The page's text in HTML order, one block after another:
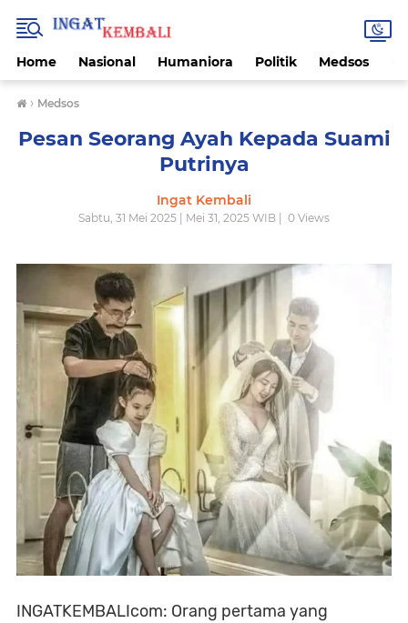
Home Nasional Humaniora Politik Medsos
› Medsos
Pesan Seorang Ayah Kepada Suami
Putrinya
Ingat Kembali
Sabtu, 31 Mei 2025 | Mei 31, 2025 WIB | 0 Views
INGATKEMBALIcom: Orang pertama yang